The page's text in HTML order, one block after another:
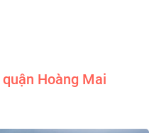
Hoàng Mai